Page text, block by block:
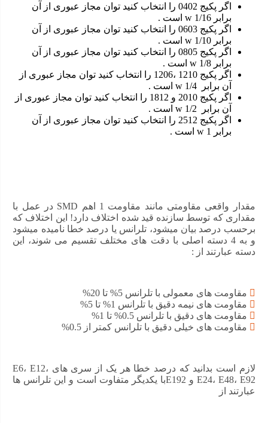
با محاسبه مقاومت الکتریکی مناسب با کمک قانون اهم
میتوان از آن برای تنظیم یا محدود کردن جریان کمک گرفت
برای تقسیم و کاهش ولتاژ در ورودی های ADC و …
تنظیم بهره الکتریکی
استفاده کرد
بهتر است از مقاومت 160 اهم SMD 805 که توان پایینی دارد،
ویژگی مقاومت 160 اهم SMD 805
اگر پکیج 0402 را انتخاب کنید توان مجاز عبوری از آن
برابر 1/16 w است .
اگر پکیج 0603 را انتخاب کنید توان مجاز عبوری از آن
برابر 1/10 w است .
اگر پکیج 0805 را انتخاب کنید توان مجاز عبوری از آن
برابر 1/8 w است .
اگر پکیج 1210 ،1206 را انتخاب کنید توان مجاز عبوری از
آن برابر 1/4 w است .
اگر پکیج 2010 و 1812 را انتخاب کنید توان مجاز عبوری از
آن برابر 1/2 w است .
اگر پکیج 2512 را انتخاب کنید توان مجاز عبوری از آن
برابر 1 w است .
مقدار واقعی مقاومتی مانند مقاومت 1 اهم SMD در عمل با
مقداری که توسط سازنده قید شده اختلاف دارد! این اختلاف که
برحسب درصد بیان میشود، تلرانس یا درصد خطا نامیده میشود
و به 4 دسته اصلی با دقت های مختلف تقسیم می شوند، این
دسته عبارتند از :
مقاومت های معمولی با تلرانس 5% تا 20%
مقاومت های نیمه دقیق با تلرانس 1% تا 5%
مقاومت های دقیق با تلرانس 0.5% تا 1%
مقاومت های خیلی دقیق با تلرانس کمتر از 0.5%
لازم است بدانید که درصد خطا هر یک از سری های E6، E12،
E24، E48، E92 و E192با یکدیگر متفاوت است و این تلرانس ها
عبارتند از